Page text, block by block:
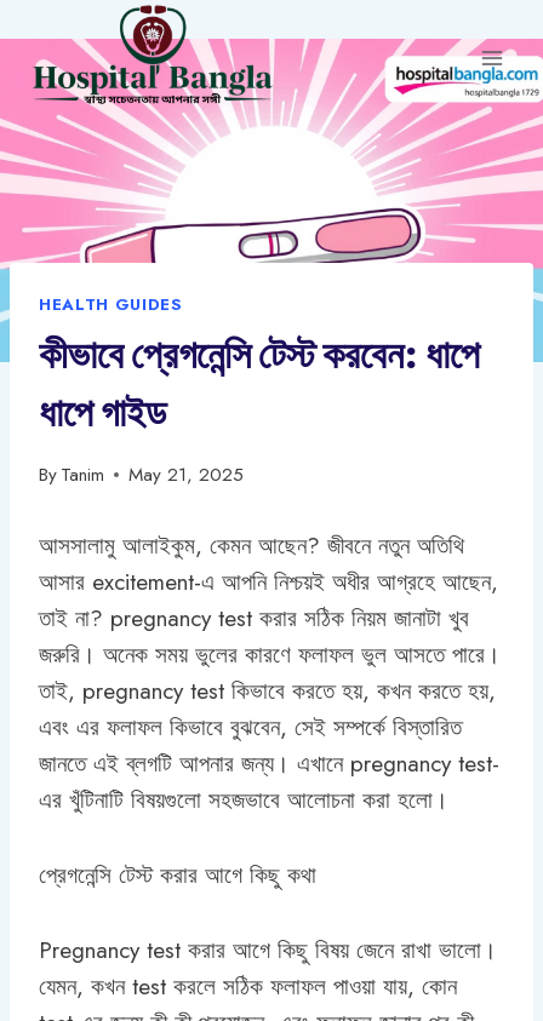
content
HEALTH GUIDES
কীভাবে প্রেগনেন্সি টেস্ট করবেন: ধাপে
ধাপে গাইড
ByTanim May 21, 2025
আসসালামু আলাইকুম, কেমন আছেন? জীবনে নতুন অতিথি
আসার excitement-এ আপনি নিশ্চয়ই অধীর আগ্রহে আছেন,
তাই না? pregnancy test করার সঠিক নিয়ম জানাটা খুব
জরুরি। অনেক সময় ভুলের কারণে ফলাফল ভুল আসতে পারে।
তাই, pregnancy test কিভাবে করতে হয়, কখন করতে হয়,
এবং এর ফলাফল কিভাবে বুঝবেন, সেই সম্পর্কে বিস্তারিত
জানতে এই ব্লগটি আপনার জন্য। এখানে pregnancy test-
এর খুঁটিনাটি বিষয়গুলো সহজভাবে আলোচনা করা হলো।
প্রেগনেন্সি টেস্ট করার আগে কিছু কথা
Pregnancy test করার আগে কিছু বিষয় জেনে রাখা ভালো।
যেমন, কখন test করলে সঠিক ফলাফল পাওয়া যায়, কোন